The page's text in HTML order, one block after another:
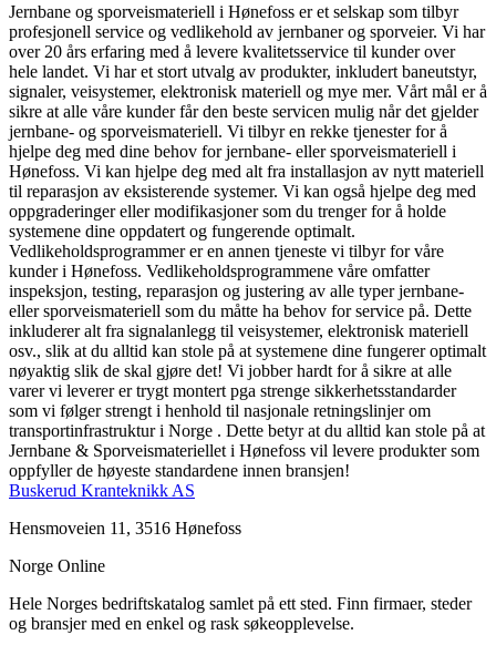
Jernbane og sporveismateriell i Hønefoss er et selskap som tilbyr
profesjonell service og vedlikehold av jernbaner og sporveier. Vi har
over 20 års erfaring med å levere kvalitetsservice til kunder over
hele landet. Vi har et stort utvalg av produkter, inkludert baneutstyr,
signaler, veisystemer, elektronisk materiell og mye mer. Vårt mål er å
sikre at alle våre kunder får den beste servicen mulig når det gjelder
jernbane- og sporveismateriell. Vi tilbyr en rekke tjenester for å
hjelpe deg med dine behov for jernbane- eller sporveismateriell i
Hønefoss. Vi kan hjelpe deg med alt fra installasjon av nytt materiell
til reparasjon av eksisterende systemer. Vi kan også hjelpe deg med
oppgraderinger eller modifikasjoner som du trenger for å holde
systemene dine oppdatert og fungerende optimalt.
Vedlikeholdsprogrammer er en annen tjeneste vi tilbyr for våre
kunder i Hønefoss. Vedlikeholdsprogrammene våre omfatter
inspeksjon, testing, reparasjon og justering av alle typer jernbane-
eller sporveismateriell som du måtte ha behov for service på. Dette
inkluderer alt fra signalanlegg til veisystemer, elektronisk materiell
osv., slik at du alltid kan stole på at systemene dine fungerer optimalt
nøyaktig slik de skal gjøre det! Vi jobber hardt for å sikre at alle
varer vi leverer er trygt montert pga strenge sikkerhetsstandarder
som vi følger strengt i henhold til nasjonale retningslinjer om
transportinfrastruktur i Norge . Dette betyr at du alltid kan stole på at
Jernbane & Sporveismateriellet i Hønefoss vil levere produkter som
oppfyller de høyeste standardene innen bransjen!
Buskerud Kranteknikk AS
Hensmoveien 11, 3516 Hønefoss
Norge Online
Hele Norges bedriftskatalog samlet på ett sted. Finn firmaer, steder
og bransjer med en enkel og rask søkeopplevelse.